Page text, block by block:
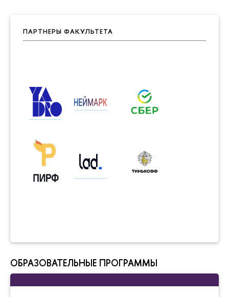
ПАРТНЕРЫ ФАКУЛЬТЕТА
ОБРАЗОВАТЕЛЬНЫЕ ПРОГРАММЫ